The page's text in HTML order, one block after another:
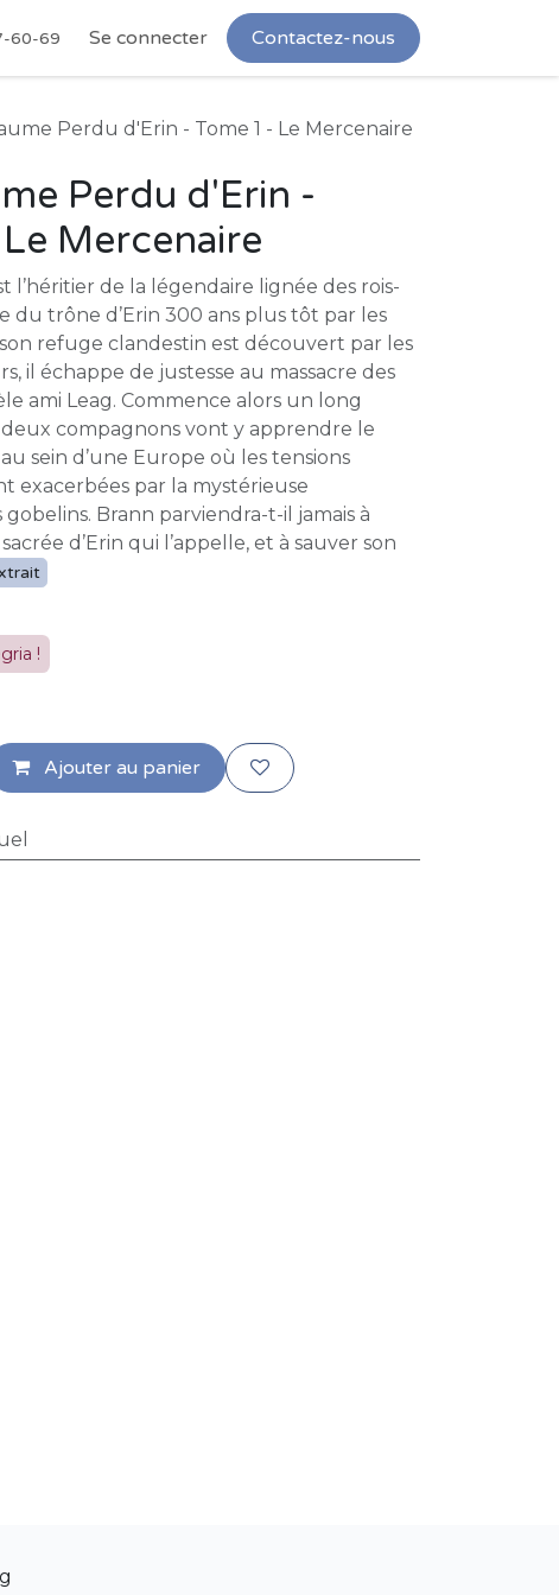
60-69 Se connecter Contactez-nous
Perdu d'Erin - Tome 1 - Le Mercenaire
Perdu d'Erin -
Mercenaire
l’héritier de la légendaire lignée des rois-
du trône d’Erin 300 ans plus tôt par les
refuge clandestin est découvert par les
il échappe de justesse au massacre des
ami Leag. Commence alors un long
deux compagnons vont y apprendre le
sein d’une Europe où les tensions
exacerbées par la mystérieuse
Brann parviendra-t-il jamais à
d’Erin qui l’appelle, et à sauver son
!
Ajouter au panier